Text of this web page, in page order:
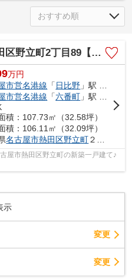
目89【仲介手数料無料】新築一戸建て
万円
市営名港線 「 日比野 」駅 徒歩11分
市営名港線 「六番町 」駅 徒歩14分
積：107.73㎡（32.58坪）
積：106.11㎡（32.09坪）
名古屋市熱田区野立町２丁目89
市熱田区野立町の新築一戸建て♪
示
変更
変更